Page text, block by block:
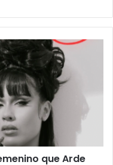
que Arde